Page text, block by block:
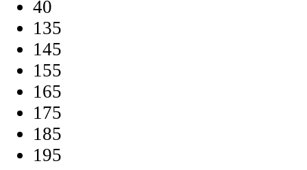
40
135
145
155
165
175
185
195